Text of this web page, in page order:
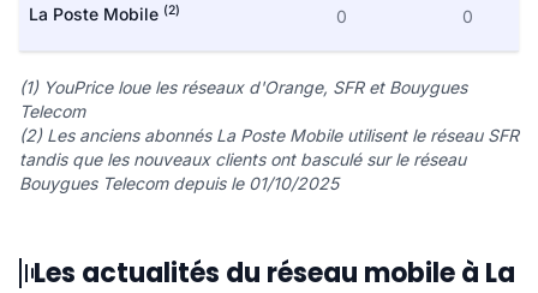
La Poste Mobile (2) 0 0
(1) YouPrice loue les réseaux d'Orange, SFR et Bouygues
Telecom
(2) Les anciens abonnés La Poste Mobile utilisent le réseau SFR
tandis que les nouveaux clients ont basculé sur le réseau
Bouygues Telecom depuis le 01/10/2025
Les actualités du réseau mobile à La